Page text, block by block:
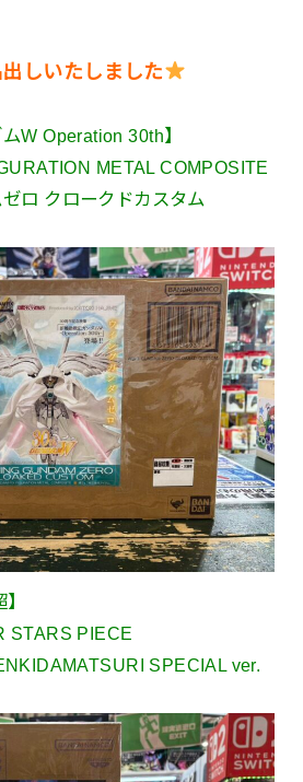
しいたしました
W Operation 30th】
METAL COMPOSITE
ロ クロークドカスタム
STARS PIECE
SPECIAL ver.